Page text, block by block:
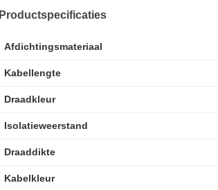
Productspecificaties
Afdichtingsmateriaal
Kabellengte
Draadkleur
Isolatieweerstand
Draaddikte
Kabelkleur